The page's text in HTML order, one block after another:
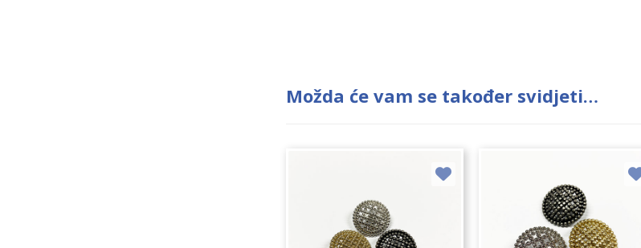
Možda će vam se također svidjeti…